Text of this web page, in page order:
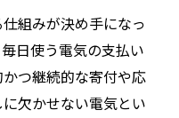
組みが決め手になっ
日使う電気の支払い
つ継続的な寄付や応
欠かせない電気とい